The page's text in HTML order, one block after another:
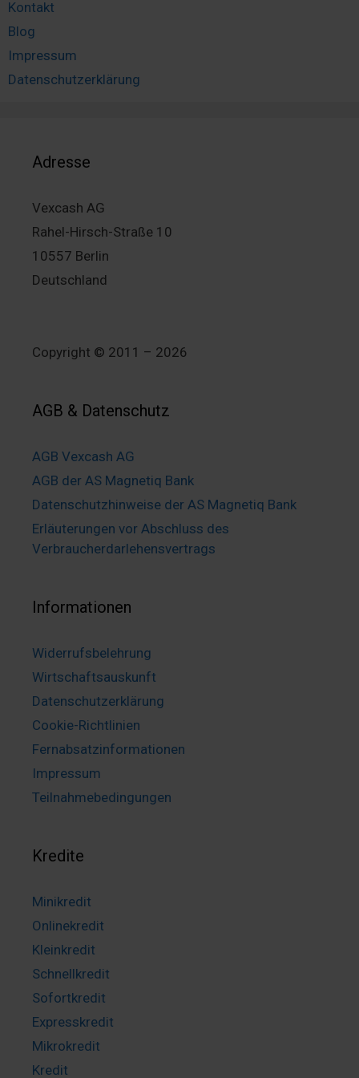
Kontakt
Blog
Impressum
Datenschutzerklärung
Adresse
Vexcash AG
Rahel-Hirsch-Straße 10
10557 Berlin
Deutschland
Copyright © 2011 – 2026
AGB & Datenschutz
AGB Vexcash AG
AGB der AS Magnetiq Bank
Datenschutzhinweise der AS Magnetiq Bank
Erläuterungen vor Abschluss des
Verbraucherdarlehensvertrags
Informationen
Widerrufsbelehrung
Wirtschaftsauskunft
Datenschutzerklärung
Cookie-Richtlinien
Fernabsatzinformationen
Impressum
Teilnahmebedingungen
Kredite
Minikredit
Onlinekredit
Kleinkredit
Schnellkredit
Sofortkredit
Expresskredit
Mikrokredit
Kredit